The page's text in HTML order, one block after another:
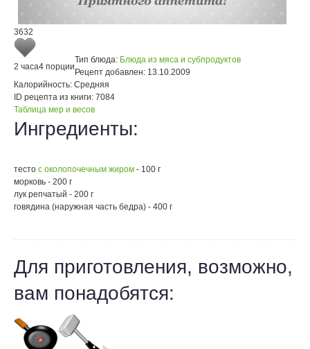
3632
2 часа4 порции
Тип блюда: Блюда из мяса и субпродуктов
Рецепт добавлен: 13.10.2009
Калорийность: Средняя
ID рецепта из книги: 7084
Таблица мер и весов
Ингредиенты:
тесто c околопочечным жиром - 100 г
морковь - 200 г
лук репчатый - 200 г
говядина (наружная часть бедра) - 400 г
Для приготовления, возможно,
вам понадобятся: